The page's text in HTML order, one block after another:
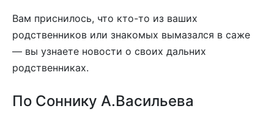
Вам приснилось, что кто-то из ваших
родственников или знакомых вымазался в саже
— вы узнаете новости о своих дальних
родственниках.
По Соннику А.Васильева